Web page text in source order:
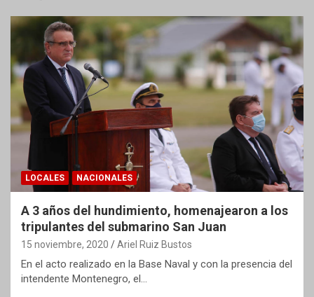
LOCALES NACIONALES
A 3 años del hundimiento, homenajearon a los
tripulantes del submarino San Juan
15 noviembre, 2020 Ariel Ruiz Bustos
En el acto realizado en la Base Naval y con la presencia del
intendente Montenegro, el…